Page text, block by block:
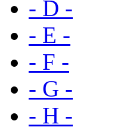
- D -
- E -
- F -
- G -
- H -